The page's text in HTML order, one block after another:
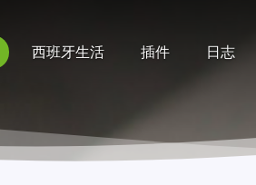
西班牙生活 插件 日志